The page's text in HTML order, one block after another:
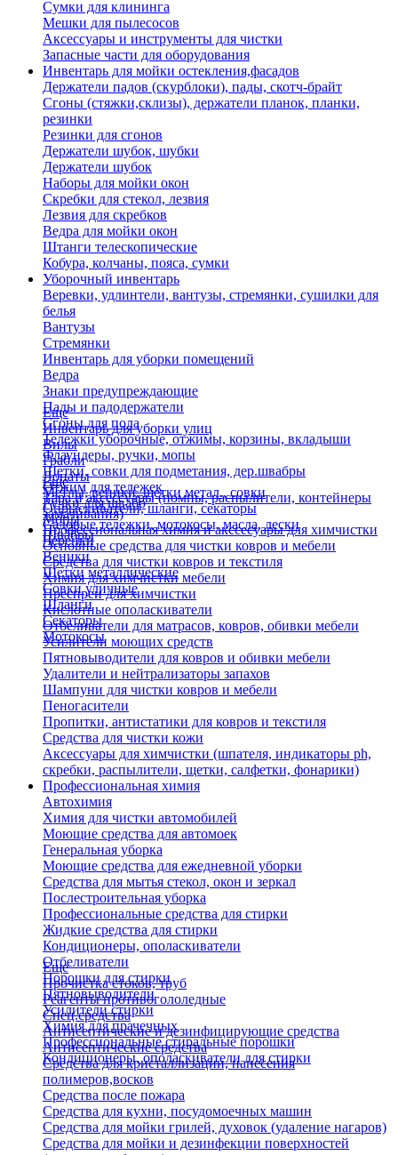
Сумки для клининга
Мешки для пылесосов
Аксессуары и инструменты для чистки
Запасные части для оборудования
Инвентарь для мойки остекления,фасадов
Держатели падов (скурблоки), пады, скотч-брайт
Сгоны (стяжки,склизы), держатели планок, планки,
резинки
Резинки для сгонов
Держатели шубок, шубки
Держатели шубок
Наборы для мойки окон
Скребки для стекол, лезвия
Лезвия для скребков
Ведра для мойки окон
Штанги телескопические
Кобура, колчаны, пояса, сумки
Уборочный инвентарь
Веревки, удлинтели, вантузы, стремянки, сушилки для
белья
Вантузы
Стремянки
Инвентарь для уборки помещений
Ведра
Знаки предупреждающие
Пады и падодержатели
Сгоны для пола
Тележки уборочные, отжимы, корзины, вкладыши
Флаундеры, ручки, мопы
Щетки, совки для подметания, дер.швабры
Отжим для тележек
Ручки для швабр
Мопы
Швабры
Еще
Инвентарь для уборки улиц
Вилы
Грабли
Лопаты
Метлы, веники, щетки метал., совки
Опрыскиватели, шланги, секаторы
Садовые тележки, мотокосы, масла, лески
Черенки
Веники
Щетки металлические
Совки уличные
Шланги
Секаторы
Мотокосы
Еще
Тара и аксессуары (помпы, распылители, контейнеры
замачивания)
Профессиональная химия и акссесуары для химчистки
Основные средства для чистки ковров и мебели
Средства для чистки ковров и текстиля
Химия для химчистки мебели
Преспреи для химчистки
Кислотные ополаскиватели
Отбеливатели для матрасов, ковров, обивки мебели
Усилители моющих средств
Пятновыводители для ковров и обивки мебели
Удалители и нейтрализаторы запахов
Шампуни для чистки ковров и мебели
Пеногасители
Пропитки, антистатики для ковров и текстиля
Средства для чистки кожи
Аксессуары для химчистки (шпателя, индикаторы ph,
скребки, распылители, щетки, салфетки, фонарики)
Профессиональная химия
Автохимия
Химия для чистки автомобилей
Моющие средства для автомоек
Генеральная уборка
Моющие средства для ежедневной уборки
Средства для мытья стекол, окон и зеркал
Послестроительная уборка
Профессиональные средства для стирки
Жидкие средства для стирки
Кондиционеры, ополаскиватели
Отбеливатели
Порошки для стирки
Пятновыводители
Усилители стирки
Химия для прачечных
Профессиональные стиральные порошки
Кондиционеры, ополаскиватели для стирки
Еще
Прочистка стоков, труб
Реагенты противогололедные
Спец.средства
Антисептические и дезинфицирующие средства
Антисептические средства
Средства для кристаллизации, нанесения
полимеров,восков
Средства после пожара
Средства для кухни, посудомоечных машин
Средства для мойки грилей, духовок (удаление нагаров)
Средства для мойки и дезинфекции поверхностей